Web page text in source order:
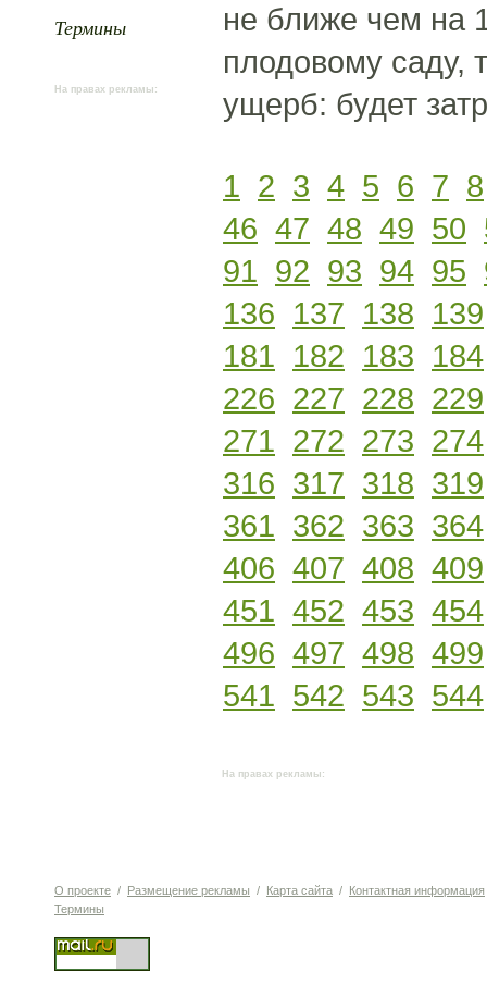
Термины
На правах рекламы:
не ближе чем на
плодовому саду,
ущерб: будет
1 2 3 4 5 6 7 8
46 47 48 49 50
91 92 93 94 95
136 137 138 139
181 182 183 184
226 227 228 229
271 272 273 274
316 317 318 319
361 362 363 364
406 407 408 409
451 452 453 454
496 497 498 499
541 542 543 544
На правах рекламы:
О проекте / Размещение рекламы / Карта сайта / Контактная информация
Термины